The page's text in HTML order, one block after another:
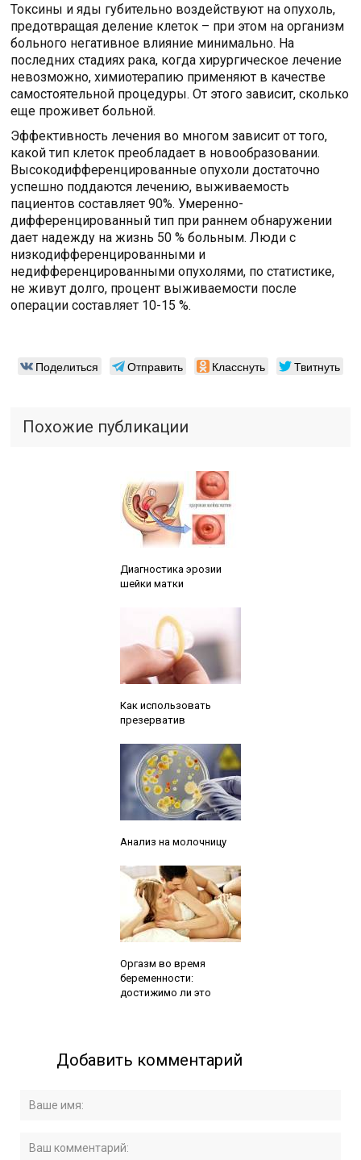
Токсины и яды губительно воздействуют на опухоль,
предотвращая деление клеток – при этом на организм
больного негативное влияние минимально. На
последних стадиях рака, когда хирургическое лечение
невозможно, химиотерапию применяют в качестве
самостоятельной процедуры. От этого зависит, сколько
еще проживет больной.
Эффективность лечения во многом зависит от того,
какой тип клеток преобладает в новообразовании.
Высокодифференцированные опухоли достаточно
успешно поддаются лечению, выживаемость
пациентов составляет 90%. Умеренно-
дифференцированный тип при раннем обнаружении
дает надежду на жизнь 50 % больным. Люди с
низкодифференцированными и
недифференцированными опухолями, по статистике,
не живут долго, процент выживаемости после
операции составляет 10-15 %.
Поделиться Отправить Класснуть Твитнуть
Похожие публикации
Диагностика эрозии
шейки матки
Как использовать
презерватив
Анализ на молочницу
Оргазм во время
беременности:
достижимо ли это
Добавить комментарий